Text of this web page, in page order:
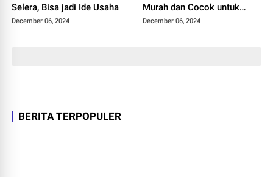
Selera, Bisa jadi Ide Usaha
December 06, 2024
Murah dan Cocok untuk
Semua Lidah
December 06, 2024
BERITA TERPOPULER